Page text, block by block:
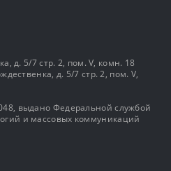
д. 5/7 стр. 2, пом. V, комн. 18
д. 5/7 стр. 2, пом. V,
выдано Федеральной службой
и массовых коммуникаций